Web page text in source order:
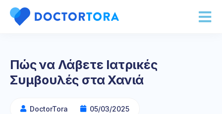
Πώς να Λάβετε Ιατρικές
Συμβουλές στα Χανιά
DoctorTora 05/03/2025